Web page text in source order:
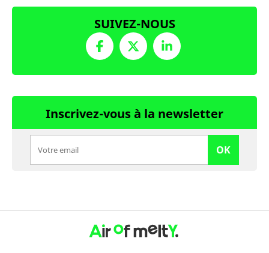
SUIVEZ-NOUS
Inscrivez-vous à la newsletter
OK